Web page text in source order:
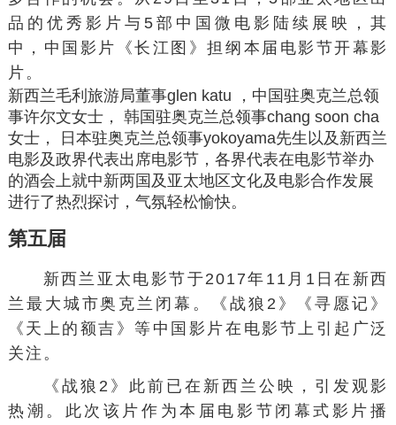
品的优秀影片与5部中国微电影陆续展映，其
中，中国影片《长江图》担纲本届电影节开幕影
片。
新西兰毛利旅游局董事glen katu ，中国驻奥克兰总领
事许尔文女士， 韩国驻奥克兰总领事chang soon cha
女士， 日本驻奥克兰总领事yokoyama先生以及新西兰
电影及政界代表出席电影节，各界代表在电影节举办
的酒会上就中新两国及亚太地区文化及电影合作发展
进行了热烈探讨，气氛轻松愉快。
第五届
新西兰亚太电影节于2017年11月1日在新西
兰最大城市奥克兰闭幕。《战狼2》《寻愿记》
《天上的额吉》等中国影片在电影节上引起广泛
关注。
《战狼2》此前已在新西兰公映，引发观影
热潮。此次该片作为本届电影节闭幕式影片播